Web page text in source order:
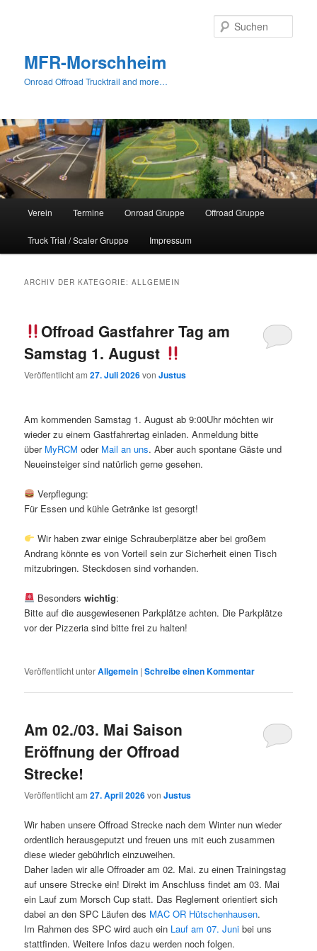
MFR-Morschheim
Onroad Offroad Trucktrail and more…
Verein Termine Onroad Gruppe Offroad Gruppe
Truck Trial / Scaler Gruppe Impressum
ARCHIV DER KATEGORIE:ALLGEMEIN
Offroad Gastfahrer Tag am
Samstag 1. August
Veröffentlicht am27. Juli 2026vonJustus
Am kommenden Samstag 1. August ab 9:00Uhr möchten wir
wieder zu einem Gastfahrertag einladen. Anmeldung bitte
über MyRCM oder Mail an uns. Aber auch spontane Gäste und
Neueinsteiger sind natürlich gerne gesehen.
Verpflegung:
Für Essen und kühle Getränke ist gesorgt!
Wir haben zwar einige Schrauberplätze aber bei großem
Andrang könnte es von Vorteil sein zur Sicherheit einen Tisch
mitzubringen. Steckdosen sind vorhanden.
Besonders wichtig:
Bitte auf die ausgewiesenen Parkplätze achten. Die Parkplätze
vor der Pizzeria sind bitte frei zu halten!
Veröffentlicht unterAllgemein |Schreibe einen Kommentar
Am 02./03. Mai Saison
Eröffnung der Offroad
Strecke!
Veröffentlicht am27. April 2026vonJustus
Wir haben unsere Offroad Strecke nach dem Winter nun wieder
ordentlich herausgeputzt und freuen uns mit euch zusammen
diese wieder gebührlich einzuweihen.
Daher laden wir alle Offroader am 02. Mai. zu einen Trainingstag
auf unsere Strecke ein! Direkt im Anschluss findet am 03. Mai
ein Lauf zum Morsch Cup statt. Das Reglement orientiert sich
dabei an den SPC Läufen des MAC OR Hütschenhausen.
Im Rahmen des SPC wird auch ein Lauf am 07. Juni bei uns
stattfinden. Weitere Infos dazu werden noch folgen.